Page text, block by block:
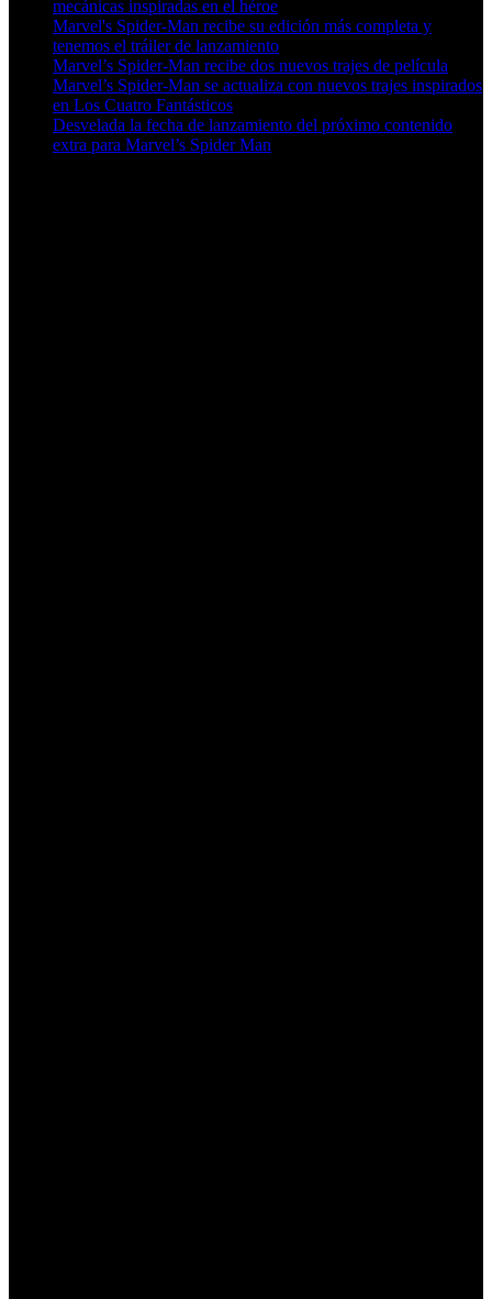
mecánicas inspiradas en el héroe
Marvel's Spider-Man recibe su edición más completa y
tenemos el tráiler de lanzamiento
Marvel’s Spider-Man recibe dos nuevos trajes de película
Marvel’s Spider-Man se actualiza con nuevos trajes inspirados
en Los Cuatro Fantásticos
Desvelada la fecha de lanzamiento del próximo contenido
extra para Marvel’s Spider Man